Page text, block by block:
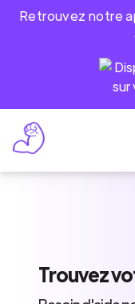
Retrouvez notre
Trouvez